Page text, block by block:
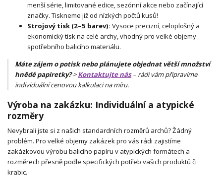
menší série, limitované edice, sezónní akce nebo začínající
značky. Tiskneme již od nízkých počtů kusů!
Strojový tisk (2–5 barev): Vysoce precizní, celoplošný a
ekonomický tisk na celé archy, vhodný pro velké objemy
spotřebního balicího materiálu.
Máte zájem o potisk nebo plánujete objednat větší množství
hnědé papiretky?>Kontaktujte nás– rádi vám připravíme
individuální cenovou kalkulaci na míru.
Výroba na zakázku: Individuální a atypické
rozměry
Nevybrali jste si z našich standardních rozměrů archů? Žádný
problém. Pro velké objemy zakázek pro vás rádi zajistíme
zakázkovou výrobu balicího papíru v atypických formátech a
rozměrech přesně podle specifických potřeb vašich produktů či
krabic.